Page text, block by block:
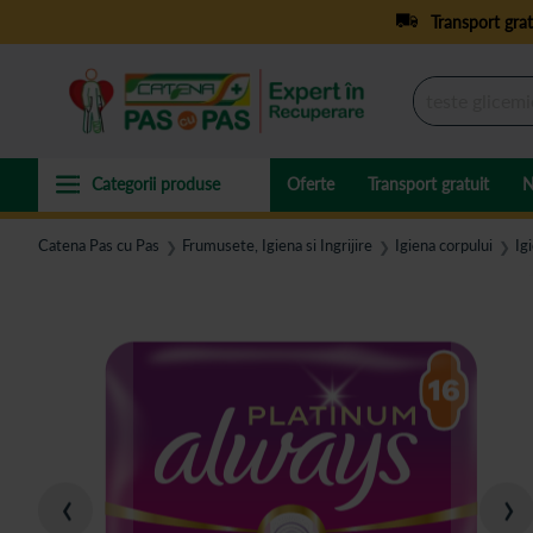
Transport
Oferte Transport gratuit
Catena Pas cu Pas ❯ Frumusete, Igiena si Ingrijire ❯ Igiena corpului ❯